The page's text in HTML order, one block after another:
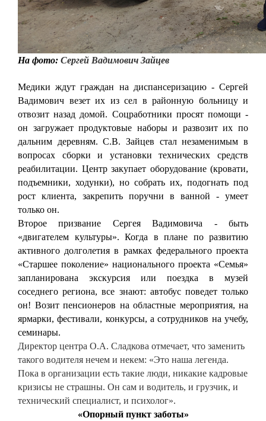
На фото: Сергей Вадимович Зайцев
Медики ждут граждан на диспансеризацию - Сергей
Вадимович везет их из сел в районную больницу и
отвозит назад домой. Соцработники просят помощи -
он загружает продуктовые наборы и развозит их по
дальним деревням. С.В. Зайцев стал незаменимым в
вопросах сборки и установки технических средств
реабилитации. Центр закупает оборудование (кровати,
подъемники, ходунки), но собрать их, подогнать под
рост клиента, закрепить поручни в ванной - умеет
только он.
Второе призвание Сергея Вадимовича - быть
«двигателем культуры». Когда в плане по развитию
активного долголетия в рамках федерального проекта
«Старшее поколение» национального проекта «Семья»
запланирована экскурсия или поездка в музей
соседнего региона, все знают: автобус поведет только
он! Возит пенсионеров на областные мероприятия, на
ярмарки, фестивали, конкурсы, а сотрудников на учебу,
семинары.
Директор центра О.А. Сладкова отмечает, что заменить
такого водителя нечем и некем: «Это наша легенда.
Пока в организации есть такие люди, никакие кадровые
кризисы не страшны. Он сам и водитель, и грузчик, и
технический специалист, и психолог».
«Опорный пункт заботы»